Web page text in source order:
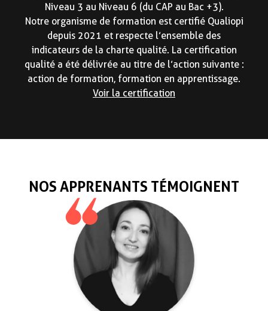
Niveau 3 au Niveau 6 (du CAP au Bac +3).
Notre organisme de formation est certifié Qualiopi
depuis 2021 et respecte l’ensemble des
indicateurs de la charte qualité. La certification
qualité a été délivrée au titre de l’action suivante :
action de formation, formation en apprentissage.
Voir la certification
NOS APPRENANTS TÉMOIGNENT